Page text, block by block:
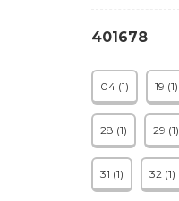
401678
04 (1) 19 (1)
28 (1) 29 (1)
31 (1) 32 (1)